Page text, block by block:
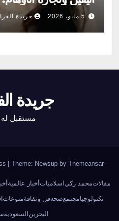
الناس أبواب
5 مايو، 2026 جريدة
جريدة
مستقبل له
| Theme: Newsup by Themeansar
مقالاتمحمد زكي اسلامياتأخبار عالمية
تكنولوجيامجتمعصحهفن وثقافةمنوعات
البحرينالسعودية